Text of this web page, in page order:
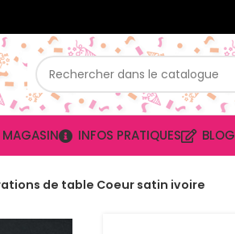
MAGASIN INFOS PRATIQUES BLOG
de table Coeur satin ivoire